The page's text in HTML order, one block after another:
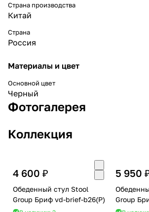
Страна производства
Китай
Страна
Россия
Материалы и цвет
Основной цвет
Черный
Фотогалерея
Коллекция
4 600 ₽
Обеденный стул Stool
Group Бриф vd-brief-b26(P)
5 950
Group